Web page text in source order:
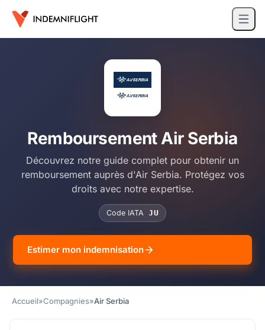
Remboursement Air Serbia
Découvrez notre guide complet pour obtenir un
remboursement auprès d'Air Serbia. Protégez vos
droits avec notre expertise.
Code IATA JU
Estimer mon indemnisation
Accueil»Compagnies»Air Serbia